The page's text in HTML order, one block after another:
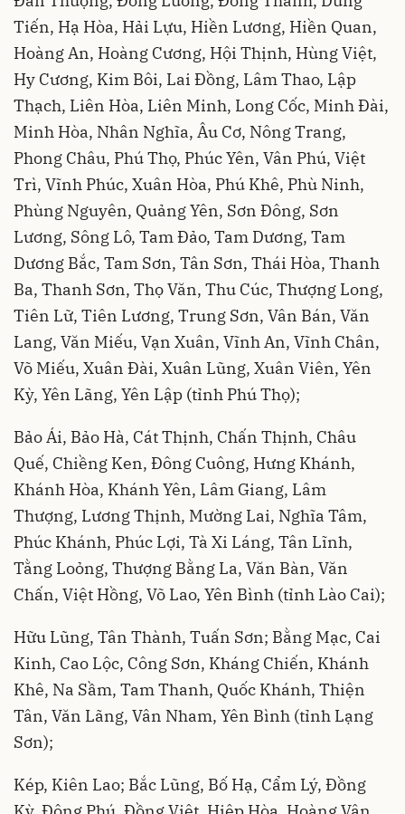
Tiến, Hạ Hòa, Hải Lựu, Hiền Lương, Hiền Quan,
Hoàng An, Hoàng Cương, Hội Thịnh, Hùng Việt,
Hy Cương, Kim Bôi, Lai Đồng, Lâm Thao, Lập
Thạch, Liên Hòa, Liên Minh, Long Cốc, Minh Đài,
Minh Hòa, Nhân Nghĩa, Âu Cơ, Nông Trang,
Phong Châu, Phú Thọ, Phúc Yên, Vân Phú, Việt
Trì, Vĩnh Phúc, Xuân Hòa, Phú Khê, Phù Ninh,
Phùng Nguyên, Quảng Yên, Sơn Đông, Sơn
Lương, Sông Lô, Tam Đảo, Tam Dương, Tam
Dương Bắc, Tam Sơn, Tân Sơn, Thái Hòa, Thanh
Ba, Thanh Sơn, Thọ Văn, Thu Cúc, Thượng Long,
Tiên Lữ, Tiên Lương, Trung Sơn, Vân Bán, Văn
Lang, Văn Miếu, Vạn Xuân, Vĩnh An, Vĩnh Chân,
Võ Miếu, Xuân Đài, Xuân Lũng, Xuân Viên, Yên
Kỳ, Yên Lãng, Yên Lập (tỉnh Phú Thọ);
Bảo Ái, Bảo Hà, Cát Thịnh, Chấn Thịnh, Châu
Quế, Chiềng Ken, Đông Cuông, Hưng Khánh,
Khánh Hòa, Khánh Yên, Lâm Giang, Lâm
Thượng, Lương Thịnh, Mường Lai, Nghĩa Tâm,
Phúc Khánh, Phúc Lợi, Tà Xi Láng, Tân Lĩnh,
Tằng Loỏng, Thượng Bằng La, Văn Bàn, Văn
Chấn, Việt Hồng, Võ Lao, Yên Bình (tỉnh Lào Cai);
Hữu Lũng, Tân Thành, Tuấn Sơn; Bằng Mạc, Cai
Kinh, Cao Lộc, Công Sơn, Kháng Chiến, Khánh
Khê, Na Sầm, Tam Thanh, Quốc Khánh, Thiện
Tân, Văn Lãng, Vân Nham, Yên Bình (tỉnh Lạng
Sơn);
Kép, Kiên Lao; Bắc Lũng, Bố Hạ, Cẩm Lý, Đồng